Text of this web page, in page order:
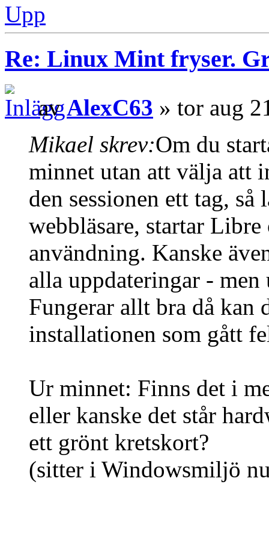
Upp
Re: Linux Mint fryser.
avAlexC63 » tor aug
Mikael skrev:Om du
minnet utan att välja att
den sessionen ett tag,
webbläsare, startar
användning. Kanske
alla uppdateringar - men
Fungerar allt bra då kan
installationen som gått
Ur minnet: Finns det i
eller kanske det står
ett grönt kretskort?
(sitter i Windowsmiljö